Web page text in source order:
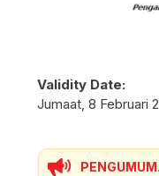
Validity Date:
Jumaat, 8 Februari